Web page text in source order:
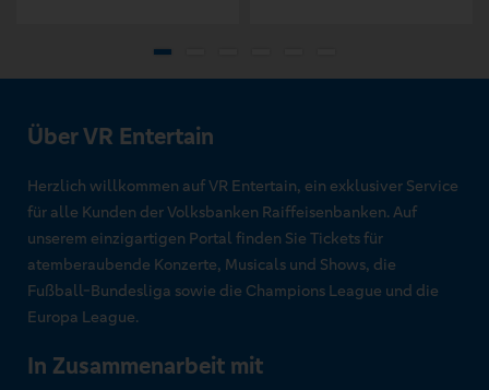
Über VR Entertain
Herzlich willkommen auf VR Entertain, ein exklusiver Service
für alle Kunden der Volksbanken Raiffeisenbanken. Auf
unserem einzigartigen Portal finden Sie Tickets für
atemberaubende Konzerte, Musicals und Shows, die
Fußball-Bundesliga sowie die Champions League und die
Europa League.
In Zusammenarbeit mit